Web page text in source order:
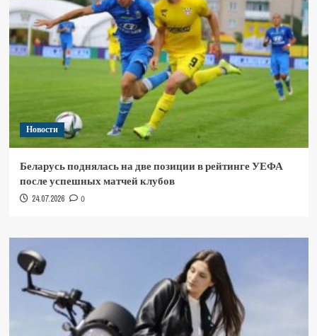
Новости
Беларусь поднялась на две позиции в рейтинге УЕФА
после успешных матчей клубов
24.07.2026 0